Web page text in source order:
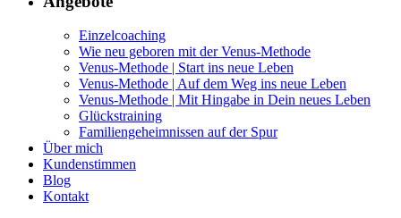
Einzelcoaching
Wie neu geboren mit der Venus-Methode
Venus-Methode | Start ins neue Leben
Venus-Methode | Auf dem Weg ins neue Leben
Venus-Methode | Mit Hingabe in Dein neues Leben
Glückstraining
Familiengeheimnissen auf der Spur
Über mich
Kundenstimmen
Blog
Kontakt